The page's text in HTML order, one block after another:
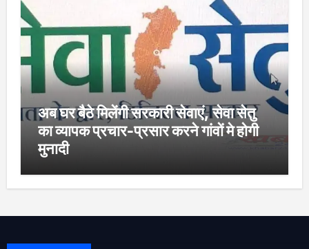
अब घर बैठे मिलेंगी सरकारी सेवाएं, सेवा सेतु
का व्यापक प्रचार-प्रसार करने गांवों मे होगी
मुनादी